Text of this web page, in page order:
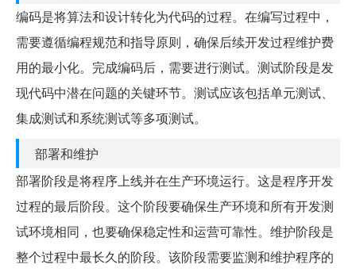
编码是将算法和设计转化为代码的过程。在编写过程中，
需要遵循编程规范和指导原则，确保后续开发过程维护费
用的最小化。完成编码后，需要进行测试。测试阶段是发
现代码中潜在问题的关键环节。测试应该包括单元测试、
集成测试和系统测试等多项测试。
部署和维护
部署阶段是将程序上线并在生产环境运行。这是程序开发
过程的最后阶段。这个阶段要确保生产环境和所有开发测
试环境相同，也要确保稳定性和运营可靠性。维护阶段是
整个过程中最长久的阶段。该阶段需要监测和维护程序的